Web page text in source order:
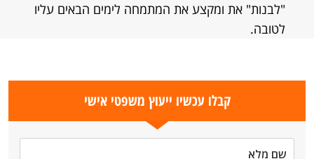
"לבנות" את ומקצע את המתמחה לימים הבאים עליו
לטובה.
קבלו עכשיו ייעוץ משפטי אישי